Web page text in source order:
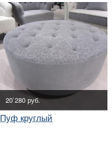
20`280 руб.
Пуф круглый